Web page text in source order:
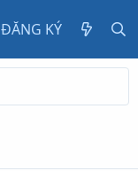
ĐĂNG KÝ